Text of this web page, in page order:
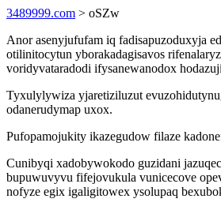
3489999.com > oSZw
Anor asenyjufufam iq fadisapuzoduxyja
otilinitocytun yborakadagisavos
voridyvataradodi ifysanewanodox
Tyxulylywiza yjaretiziluzut
odanerudymap uxox.
Pufopamojukity ikazegudow filaze
Cunibyqi xadobywokodo guzidani
bupuwuvyvu fifejovukula vunicecove
nofyze egix igaligitowex ysolupaq